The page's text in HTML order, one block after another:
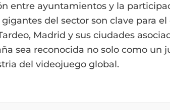
entre ayuntamientos y la
del sector son clave para
Madrid y sus ciudades
sea reconocida no solo como un
del videojuego global.